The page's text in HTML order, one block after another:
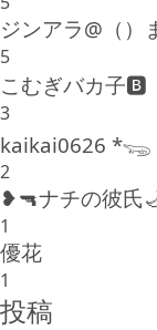
ジンアラ@（）
5
こむぎバカ子🅱️
3
kaikai0626 *𓆌
2
❥🔫ナチの彼氏
1
優花
1
投稿